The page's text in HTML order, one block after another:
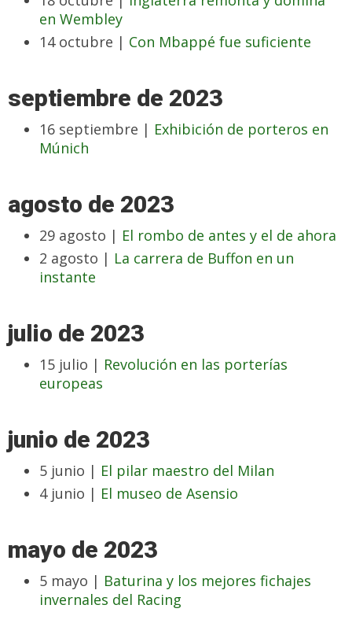
en Wembley
14 octubre | Con Mbappé fue suficiente
septiembre de 2023
16 septiembre | Exhibición de porteros en
Múnich
agosto de 2023
29 agosto | El rombo de antes y el de ahora
2 agosto | La carrera de Buffon en un
instante
julio de 2023
15 julio | Revolución en las porterías
europeas
junio de 2023
5 junio | El pilar maestro del Milan
4 junio | El museo de Asensio
mayo de 2023
5 mayo | Baturina y los mejores fichajes
invernales del Racing